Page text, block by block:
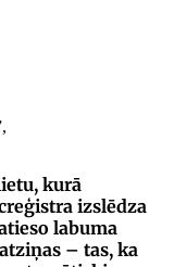
kurā
izslēdza
labuma
– tas, ka